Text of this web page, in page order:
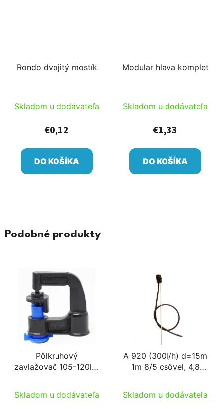
Rondo dvojitý mostík
Skladom u dodávateľa
€0,12
DO KOŠÍKA
Modular hlava komplet
Skladom u dodávateľa
€1,33
DO KOŠÍKA
Podobné produkty
Pôlkruhový
zavlažovač 105-120l/h
Skladom u dodávateľa
A 920 (300l/h) d=15m
1m 8/5 csővel, 4,8
Skladom u dodávateľa